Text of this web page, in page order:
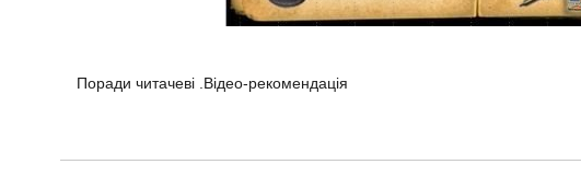
Поради читачеві .Відео-рекомендація